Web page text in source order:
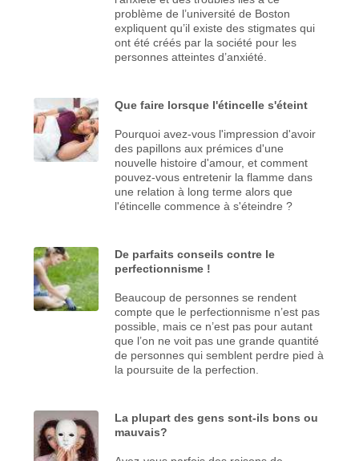
problème de l’université de Boston
expliquent qu’il existe des stigmates qui
ont été créés par la société pour les
personnes atteintes d’anxiété.
Que faire lorsque l'étincelle s'éteint
Pourquoi avez-vous l'impression d'avoir
des papillons aux prémices d'une
nouvelle histoire d'amour, et comment
pouvez-vous entretenir la flamme dans
une relation à long terme alors que
l'étincelle commence à s'éteindre ?
De parfaits conseils contre le
perfectionnisme !
Beaucoup de personnes se rendent
compte que le perfectionnisme n’est pas
possible, mais ce n’est pas pour autant
que l’on ne voit pas une grande quantité
de personnes qui semblent perdre pied à
la poursuite de la perfection.
La plupart des gens sont-ils bons ou
mauvais?